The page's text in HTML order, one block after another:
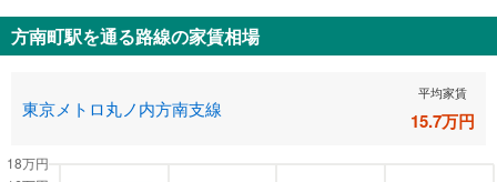
方南町駅を通る路線の家賃相場
東京メトロ丸ノ内方南支線
平均家賃
15.7万円